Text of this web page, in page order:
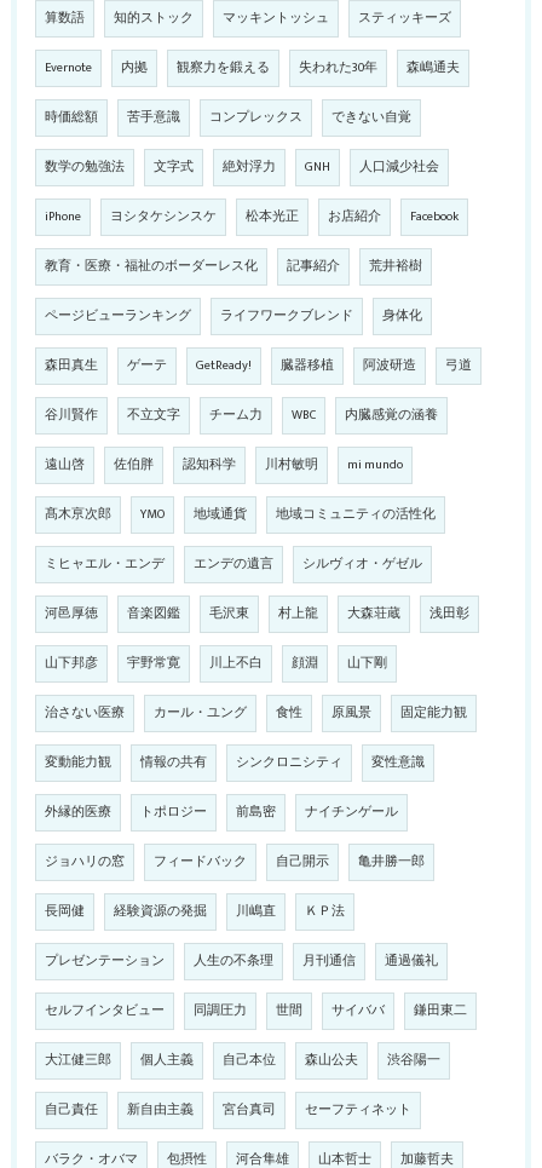
算数語 知的ストック マッキントッシュ スティッキーズ
Evernote 内拠 観察力を鍛える 失われた30年 森嶋通夫
時価総額 苦手意識 コンプレックス できない自覚
数学の勉強法 文字式 絶対浮力 GNH 人口減少社会
iPhone ヨシタケシンスケ 松本光正 お店紹介 Facebook
教育・医療・福祉のボーダーレス化 記事紹介 荒井裕樹
ページビューランキング ライフワークブレンド 身体化
森田真生 ゲーテ GetReady! 臓器移植 阿波研造 弓道
谷川賢作 不立文字 チーム力 WBC 内臓感覚の涵養
遠山啓 佐伯胖 認知科学 川村敏明 mi mundo
髙木亰次郎 YMO 地域通貨 地域コミュニティの活性化
ミヒャエル・エンデ エンデの遺言 シルヴィオ・ゲゼル
河邑厚徳 音楽図鑑 毛沢東 村上龍 大森荘蔵 浅田彰
山下邦彦 宇野常寛 川上不白 顔淵 山下剛
治さない医療 カール・ユング 食性 原風景 固定能力観
変動能力観 情報の共有 シンクロニシティ 変性意識
外縁的医療 トポロジー 前島密 ナイチンゲール
ジョハリの窓 フィードバック 自己開示 亀井勝一郎
長岡健 経験資源の発掘 川嶋直 ＫＰ法
プレゼンテーション 人生の不条理 月刊通信 通過儀礼
セルフインタビュー 同調圧力 世間 サイババ 鎌田東二
大江健三郎 個人主義 自己本位 森山公夫 渋谷陽一
自己責任 新自由主義 宮台真司 セーフティネット
バラク・オバマ 包摂性 河合隼雄 山本哲士 加藤哲夫